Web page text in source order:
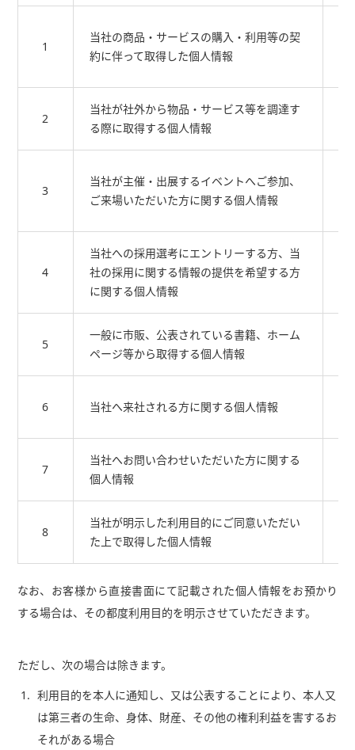
1
当社の商品・サービスの購入・利用等の契
約に伴って取得した個人情報
2
当社が社外から物品・サービス等を調達す
る際に取得する個人情報
3
当社が主催・出展するイベントへご参加、
ご来場いただいた方に関する個人情報
4
当社への採用選考にエントリーする方、当
社の採用に関する情報の提供を希望する方
に関する個人情報
5
一般に市販、公表されている書籍、ホーム
ページ等から取得する個人情報
6 当社へ来社される方に関する個人情報
7
当社へお問い合わせいただいた方に関する
個人情報
8
当社が明示した利用目的にご同意いただい
た上で取得した個人情報
なお、お客様から直接書面にて記載された個人情報をお預かり
する場合は、その都度利用目的を明示させていただきます。
ただし、次の場合は除きます。
1. 利用目的を本人に通知し、又は公表することにより、本人又
は第三者の生命、身体、財産、その他の権利利益を害するお
それがある場合